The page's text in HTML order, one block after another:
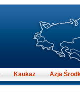
Kaukaz Azja